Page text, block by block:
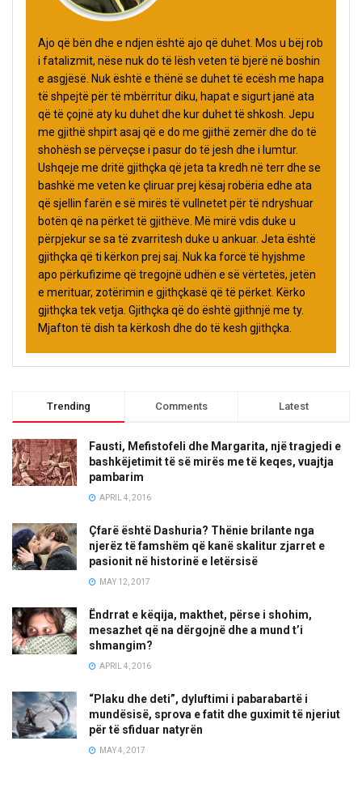
Ajo që bën dhe e ndjen është ajo që duhet. Mos u bëj rob
i fatalizmit, nëse nuk do të lësh veten të bjerë në boshin
e asgjësë. Nuk është e thënë se duhet të ecësh me hapa
të shpejtë për të mbërritur diku, hapat e sigurt janë ata
që të çojnë aty ku duhet dhe kur duhet të shkosh. Jepu
me gjithë shpirt asaj që e do me gjithë zemër dhe do të
shohësh se përveçse i pasur do të jesh dhe i lumtur.
Ushqeje me dritë gjithçka që jeta ta kredh në terr dhe se
bashkë me veten ke çliruar prej kësaj robëria edhe ata
që sjellin farën e së mirës të vullnetet për të ndryshuar
botën që na përket të gjithëve. Më mirë vdis duke u
përpjekur se sa të zvarritesh duke u ankuar. Jeta është
gjithçka që ti kërkon prej saj. Nuk ka forcë të hyjshme
apo përkufizime që tregojnë udhën e së vërtetës, jetën
e merituar, zotërimin e gjithçkasë që të përket. Kërko
gjithçka tek vetja. Gjithçka që do është gjithnjë me ty.
Mjafton të dish ta kërkosh dhe do të kesh gjithçka.
Trending Comments Latest
Fausti, Mefistofeli dhe Margarita, një tragjedi e
bashkëjetimit të së mirës me të keqes, vuajtja
pambarim
APRIL 4, 2016
Çfarë është Dashuria? Thënie brilante nga
njerëz të famshëm që kanë skalitur zjarret e
pasionit në historinë e letërsisë
MAY 12, 2017
Ëndrrat e këqija, makthet, përse i shohim,
mesazhet që na dërgojnë dhe a mund t’i
shmangim?
APRIL 4, 2016
“Plaku dhe deti”, dyluftimi i pabarabartë i
mundësisë, sprova e fatit dhe guximit të njeriut
për të sfiduar natyrën
MAY 4, 2017